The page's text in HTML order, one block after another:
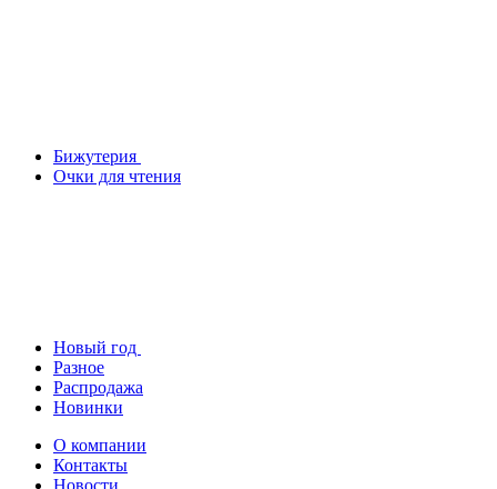
Бижутерия
Очки для чтения
Новый год
Разное
Распродажа
Новинки
О компании
Контакты
Новости